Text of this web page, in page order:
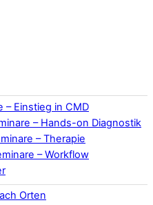
– Einstieg in CMD
– Hands-on Diagnostik
– Therapie
– Workflow
Orten